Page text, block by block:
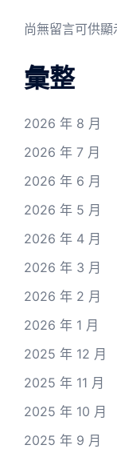
尚無留言可供顯
彙整
2026 年 8 月
2026 年 7 月
2026 年 6 月
2026 年 5 月
2026 年 4 月
2026 年 3 月
2026 年 2 月
2026 年 1 月
2025 年 12 月
2025 年 11 月
2025 年 10 月
2025 年 9 月